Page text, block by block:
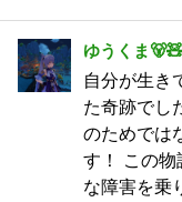
ゆうくま
自分が生き
た奇跡でし
のためでは
す！ この物
な障害を乗